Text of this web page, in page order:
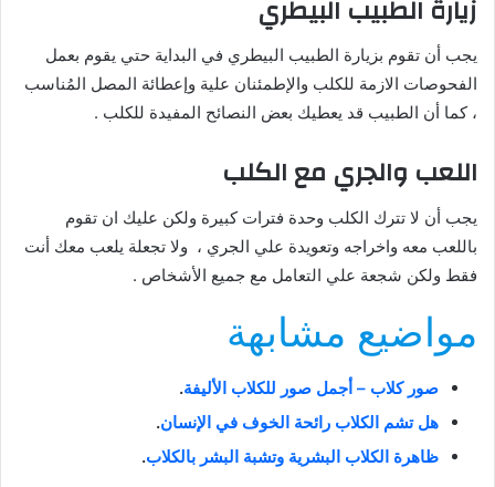
زيارة الطبيب البيطري
يجب أن تقوم بزيارة الطبيب البيطري في البداية حتي يقوم بعمل
الفحوصات الازمة للكلب والإطمئنان علية وإعطائة المصل المُناسب
، كما أن الطبيب قد يعطيك بعض النصائح المفيدة للكلب .
اللعب والجري مع الكلب
يجب أن لا تترك الكلب وحدة فترات كبيرة ولكن عليك ان تقوم
باللعب معه واخراجه وتعويدة علي الجري ، ولا تجعلة يلعب معك أنت
فقط ولكن شجعة علي التعامل مع جميع الأشخاص .
مواضيع مشابهة
صور كلاب – أجمل صور للكلاب الأليفة.
هل تشم الكلاب رائحة الخوف في الإنسان.
ظاهرة الكلاب البشرية وتشبة البشر بالكلاب.